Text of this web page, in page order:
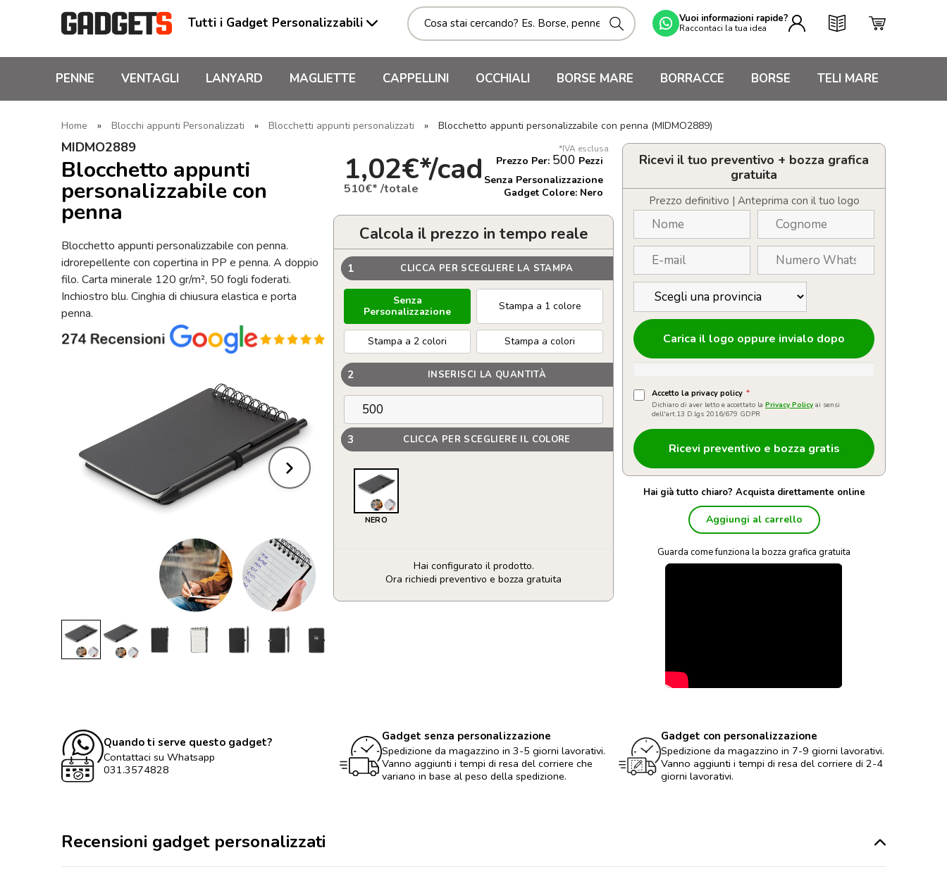
Tutti i Gadget Personalizzabili Vuoi informazioni rapide?
Raccontaci la tua idea
PENNE VENTAGLI LANYARD MAGLIETTE CAPPELLINI OCCHIALI BORSE MARE BORRACCE BORSE TELI MARE
Home » Blocchi appunti Personalizzati » Blocchetti appunti personalizzati » Blocchetto appunti personalizzabile con penna (MIDMO2889)
MIDMO2889
Blocchetto appunti
personalizzabile con
penna
Blocchetto appunti personalizzabile con penna.
idrorepellente con copertina in PP e penna. A doppio
filo. Carta minerale 120 gr/m², 50 fogli foderati.
Inchiostro blu. Cinghia di chiusura elastica e porta
penna.
*IVA esclusa
1,02€*/cad
510€* /totale
Prezzo Per: 500 Pezzi
Senza Personalizzazione
Gadget Colore: Nero
Calcola il prezzo in tempo reale
1 CLICCA PER SCEGLIERE LA STAMPA
Senza
Personalizzazione
Stampa a 1 colore
Stampa a 2 colori Stampa a colori
2 INSERISCI LA QUANTITÀ
3 CLICCA PER SCEGLIERE IL COLORE
NERO
Hai configurato il prodotto.
Ora richiedi preventivo e bozza gratuita
Blocchetto
Ricevi il tuo preventivo + bozza grafica
gratuita
Prezzo definitivo | Anteprima con il tuo logo
Carica il logo oppure invialo dopo
Accetto la privacy policy *
Dichiaro di aver letto e accettato la Privacy Policy ai sensi
dell'art.13 D.lgs 2016/679 GDPR
Hai già tutto chiaro? Acquista direttamente online
Aggiungi al carrello
Guarda come funziona la bozza grafica gratuita
Quando ti serve questo gadget?
Contattaci su Whatsapp
031.3574828
Gadget senza personalizzazione
Spedizione da magazzino in 3-5 giorni lavorativi.
Vanno aggiunti i tempi di resa del corriere che
variano in base al peso della spedizione.
Gadget con personalizzazione
Spedizione da magazzino in 7-9 giorni lavorativi.
Vanno aggiunti i tempi di resa del corriere di 2-4
giorni lavorativi.
Recensioni gadget personalizzati